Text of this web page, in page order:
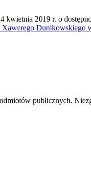
kwietnia 2019 r. o
Xawerego Dunikowskiego
publicznych.